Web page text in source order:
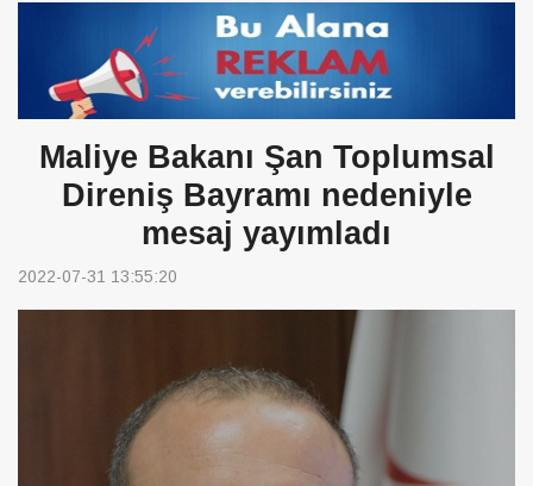
Derneği:Vicdanlarınız tutsak, kalemleriniz esir
Maliye Bakanı Şan Toplumsal
Direniş Bayramı nedeniyle
mesaj yayımladı
2022-07-31 13:55:20